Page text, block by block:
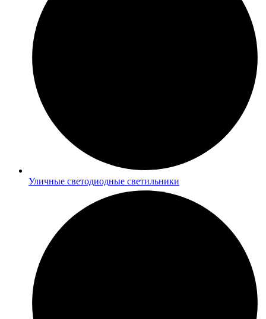
Уличные светодиодные светильники